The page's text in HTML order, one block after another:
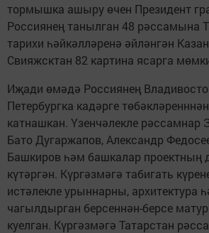
тормышка ашыру өчен Президент
Россиянең танылган 48 рәссамына
тарихи һәйкәлләренә әйләнгән
Свияжсктан 82 картина ясарга
Иҗади өмәдә Россиянең
Петербургка кадәрге
катнашкан. Үзенчәлекле рәссамнар
Бато Дугаржапов, Александр
Башкиров һәм башкалар проектның
күтәргән. Күргәзмәгә табигать
истәлекле урыннарны, архитектура
чагылдырган берсеннән-берсе
куелган. Күргәзмәгә Татарстан